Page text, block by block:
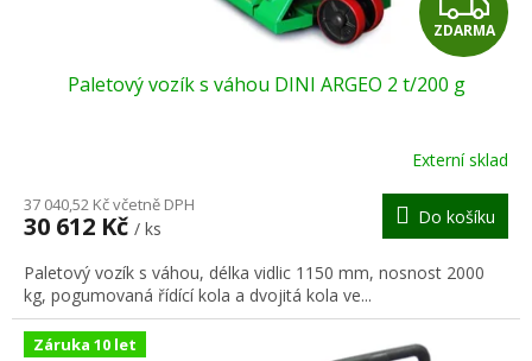
D
R
M
A
ZDARMA
Paletový vozík s váhou DINI ARGEO 2 t/200 g
Externí sklad
37 040,52 Kč včetně DPH
30 612 Kč / ks
Do košíku
Paletový vozík s váhou, délka vidlic 1150 mm, nosnost 2000
kg, pogumovaná řídící kola a dvojitá kola ve...
Záruka 10 let